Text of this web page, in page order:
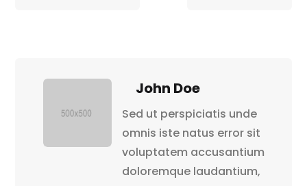
John Doe
Sed ut perspiciatis unde
omnis iste natus error sit
voluptatem accusantium
doloremque laudantium,